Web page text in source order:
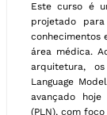
Este curso é
projetado
conhecimentos
área médica.
arquitetura,
Language
avançado
(PLN), com